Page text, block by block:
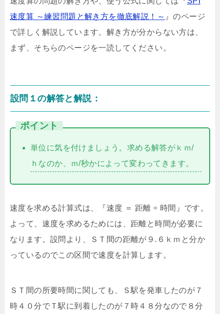
速度算 ～練習問題と解き方を徹底解説！～ 』のページ
で詳しく解説しています。解き方が分からない方は、
まず、そちらのページを一読してください。
設問１の解答と解説：
ポイント
単位に気を付けましょう。求める解答がｋｍ/
ｈなのか、ｍ/秒かによって変わってきます。
速度を求める計算式は、『速度 ＝ 距離 ÷ 時間』です。
よって、速度を求めるためには、距離と時間が必要に
なります。設問より、ＳＴ間の距離が９.６ｋｍと分か
っているのでこの区間で速度を計算します。
ＳＴ間の所要時間に関しても、Ｓ駅を発車したのが７
時４０分でＴ駅に到着したのが７時４８分なので８分